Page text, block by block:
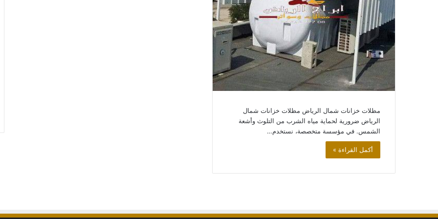
مظلات خزانات شمال الرياض مظلات خزانات شمال
الرياض ضرورية لحماية مياه الشرب من التلوث وأشعة
الشمس. في مؤسسة متخصصة، نستخدم…
أكمل القراءة »
سواتر
وحواجز
اسعار
سواتر
الحوش
سواتر وحواجز منزلية اسعار سواتر
الحوش والسطح